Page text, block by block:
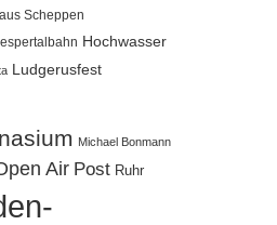
Scheppen
Hochwasser
Ludgerusfest
Michael Bonmann
Air Post Ruhr